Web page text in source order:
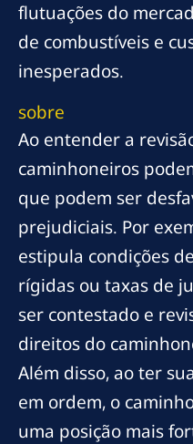
flutuações do
de combustíveis e
inesperados.
sobre
Ao entender a
caminhoneiros
que podem ser
prejudiciais. Por
estipula condições
rígidas ou taxas de
ser contestado e
direitos do
Além disso, ao ter
em ordem, o
uma posição mais